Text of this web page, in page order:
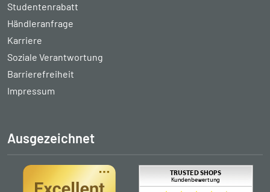
Studentenrabatt
Händleranfrage
Karriere
Soziale Verantwortung
Barrierefreiheit
Impressum
Ausgezeichnet